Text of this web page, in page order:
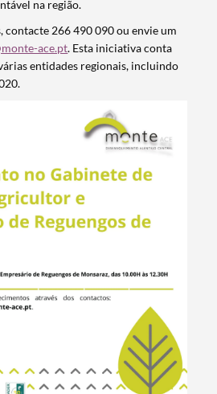
na região.
contacte 266 490 090 ou envie um
ace.pt. Esta iniciativa conta
entidades regionais, incluindo